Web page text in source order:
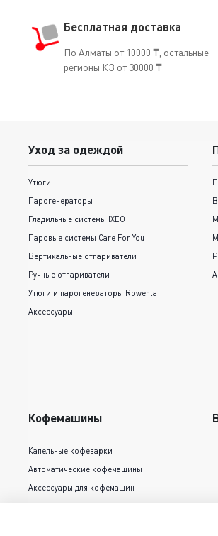
Бесплатная доставка
По Алматы от 10000 ₸, остальные
регионы КЗ от 30000 ₸
Уход за одеждой
Утюги
Парогенераторы
Гладильные системы IXEO
Паровые системы Care For You
Вертикальные отпариватели
Ручные отпариватели
Утюги и парогенераторы Rowenta
Аксессуары
Кофемашины
Капельные кофеварки
Автоматические кофемашины
Аксессуары для кофемашин
Рожковые кофеварки